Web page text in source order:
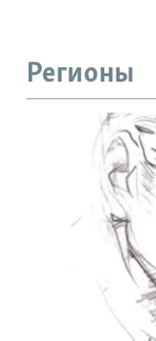
Регионы